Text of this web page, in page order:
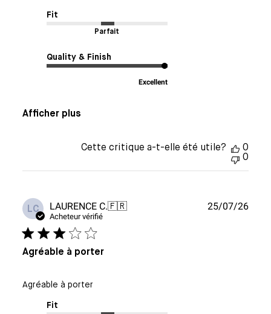
Fit
Parfait
Quality & Finish
Excellent
Afficher plus
Cette critique a-t-elle été utile?
0
0
LC LAURENCE C.🇫🇷
Acheteur vérifié
Agréable à porter
Agréable à porter
Fit
Date
25/07/26